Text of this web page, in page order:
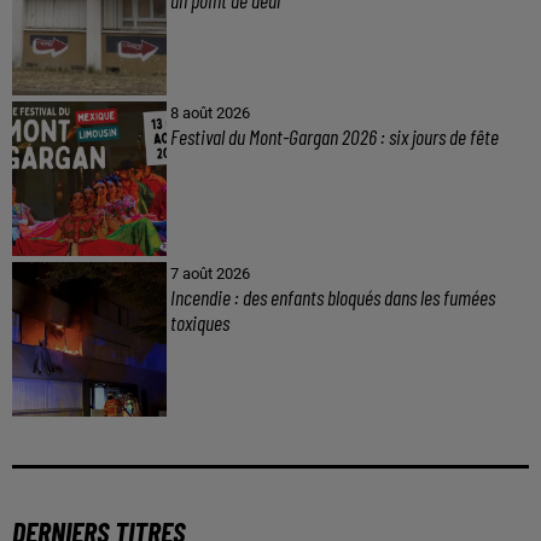
8 août 2026
Festival du Mont-Gargan 2026 : six jours de fête
7 août 2026
Incendie : des enfants bloqués dans les fumées
toxiques
DERNIERS TITRES